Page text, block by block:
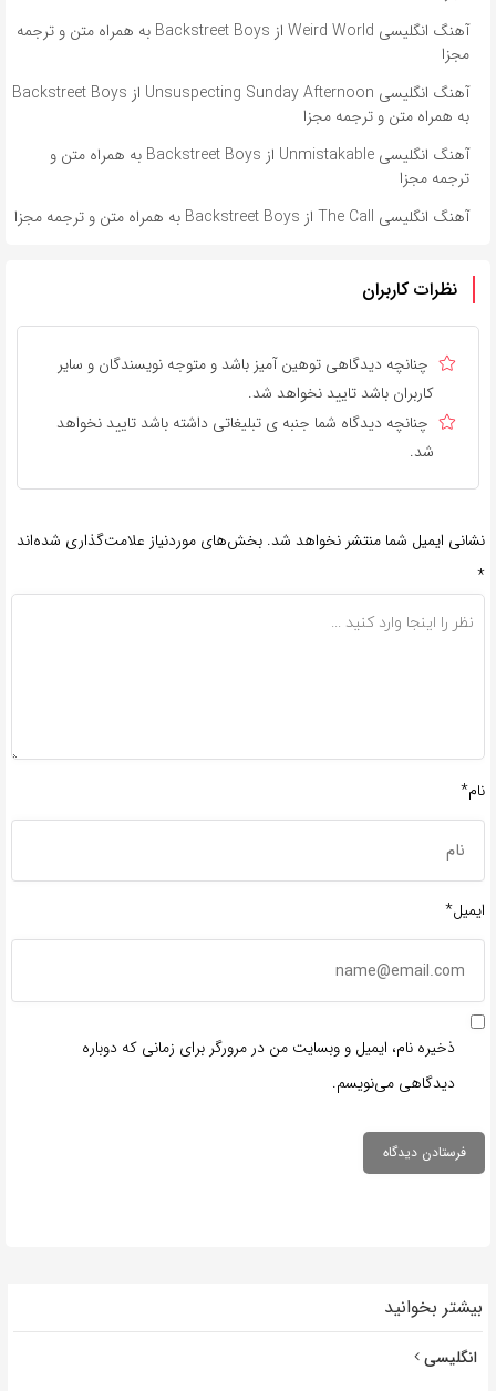
آهنگ انگلیسی Weird World از Backstreet Boys به همراه متن و ترجمه
مجزا
آهنگ انگلیسی Unsuspecting Sunday Afternoon از Backstreet Boys
به همراه متن و ترجمه مجزا
آهنگ انگلیسی Unmistakable از Backstreet Boys به همراه متن و
ترجمه مجزا
آهنگ انگلیسی The Call از Backstreet Boys به همراه متن و ترجمه مجزا
نظرات کاربران
چنانچه دیدگاهی توهین آمیز باشد و متوجه نویسندگان و سایر
کاربران باشد تایید نخواهد شد.
چنانچه دیدگاه شما جنبه ی تبلیغاتی داشته باشد تایید نخواهد
شد.
نشانی ایمیل شما منتشر نخواهد شد. بخش‌های موردنیاز علامت‌گذاری شده‌اند
*
نام*
ایمیل*
ذخیره نام، ایمیل و وبسایت من در مرورگر برای زمانی که دوباره
دیدگاهی می‌نویسم.
بیشتر بخوانید
انگلیسی